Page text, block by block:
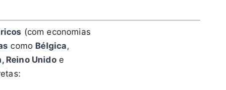
(com economias
como Bélgica,
Reino Unidoe